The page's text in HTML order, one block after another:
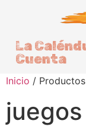
La
Cuenta
Inicio /